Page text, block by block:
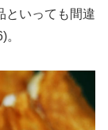
といっても間違